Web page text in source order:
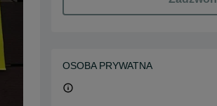
OSOBA PRYWATNA